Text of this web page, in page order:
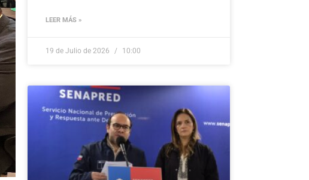
LEER MÁS »
19 de Julio de 2026 10:00